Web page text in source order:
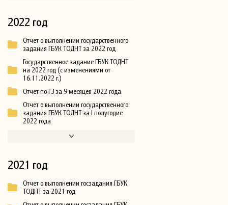
2022 год
Отчет о выполнении государственного
задания ГБУК ТОДНТ за 2022 год
Государственное задание ГБУК ТОДНТ
на 2022 год (с изменениями от
16.11.2022 г.)
Отчет по ГЗ за 9 месяцев 2022 года
Отчет о выполнении государственного
задания ГБУК ТОДНТ за I полугодие
2022 года
2021 год
Отчет о выполнении госзадания ГБУК
ТОДНТ за 2021 год